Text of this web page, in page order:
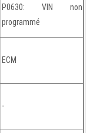
P0630: VIN non
programmé
ECM
-